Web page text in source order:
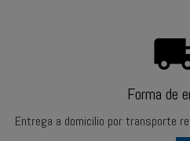
Forma de
Entrega a domicilio por transporte